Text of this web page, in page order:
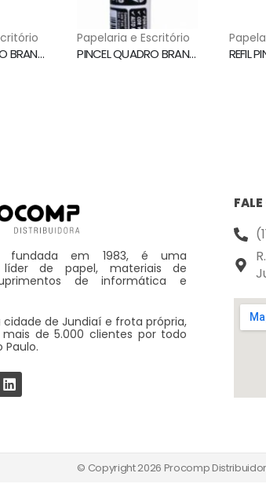
PINCEL QUADRO BRANCO WBMA RECARREGAVEL AZUL PILOT
Papelaria e Escritório
PINCEL QUADRO BRANCO RECARREGAVEL PRETO RADEX
fundada em 1983, é uma
líder de papel, materiais de
de informática e
de Jundiaí e frota própria,
de 5.000 clientes por todo
Paulo.
© Copyright 2026 Procomp